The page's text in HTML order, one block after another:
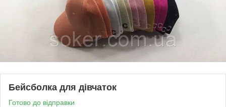
Бейсболка для дівчаток
Готово до відправки